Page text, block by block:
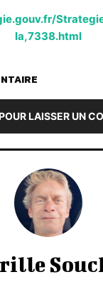
la,7338.html
LAISSER UN